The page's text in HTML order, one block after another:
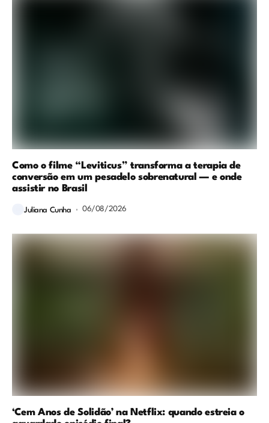
Como o filme “Leviticus” transforma a terapia de
conversão em um pesadelo sobrenatural — e onde
assistir no Brasil
Juliana Cunha 06/08/2026
‘Cem Anos de Solidão’ na Netflix: quando estreia o